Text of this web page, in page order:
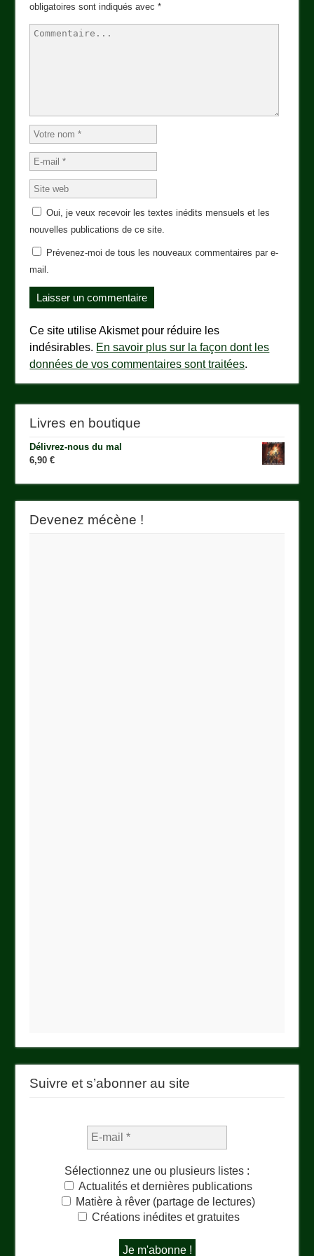
obligatoires sont indiqués avec*
Oui, je veux recevoir les textes inédits mensuels et les
nouvelles publications de ce site.
Prévenez-moi de tous les nouveaux commentaires par e-
mail.
Ce site utilise Akismet pour réduire les
indésirables. En savoir plus sur la façon dont les
données de vos commentaires sont traitées.
Livres en boutique
Délivrez-nous du mal
6,90€
Devenez mécène !
Suivre et s’abonner au site
Sélectionnez une ou plusieurs listes :
Actualités et dernières publications
Matière à rêver (partage de lectures)
Créations inédites et gratuites